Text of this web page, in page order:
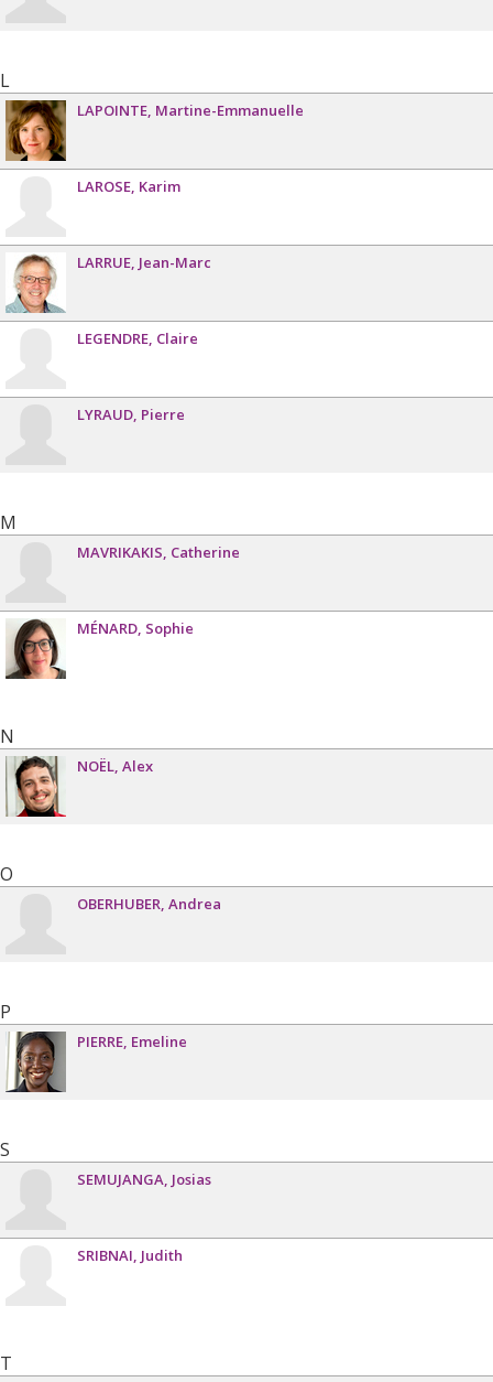
L
LAPOINTE Martine-Emmanuelle
LAROSE Karim
LARRUE Jean-Marc
LEGENDRE Claire
LYRAUD Pierre
M
MAVRIKAKIS Catherine
MÉNARD Sophie
N
NOËL Alex
O
OBERHUBER Andrea
P
PIERRE Emeline
S
SEMUJANGA Josias
SRIBNAI Judith
T